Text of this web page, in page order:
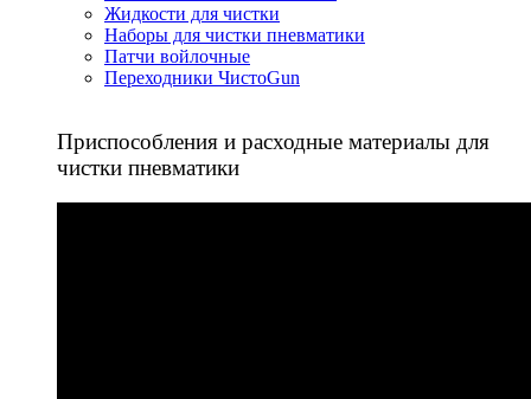
Жидкости для чистки
Наборы для чистки пневматики
Патчи войлочные
Переходники ЧистоGun
Приспособления и расходные материалы для
чистки пневматики